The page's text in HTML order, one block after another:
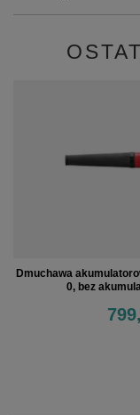
Dmuchawa
0, bez